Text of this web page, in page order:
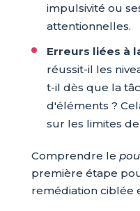
impulsivité ou
attentionnelles.
Erreurs liées à
réussit-il les
t-il dès que la
d'éléments ?
sur les limites
Comprendre le
première étape
remédiation ciblée